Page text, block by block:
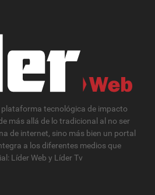
tecnológica de impacto
más allá de lo tradicional al no ser
de internet, sino más bien un portal
a los diferentes medios que
Líder Web y Líder Tv